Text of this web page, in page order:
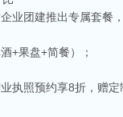
业团建推出专属套餐
+果盘+简餐）；
执照预约享8折，赠